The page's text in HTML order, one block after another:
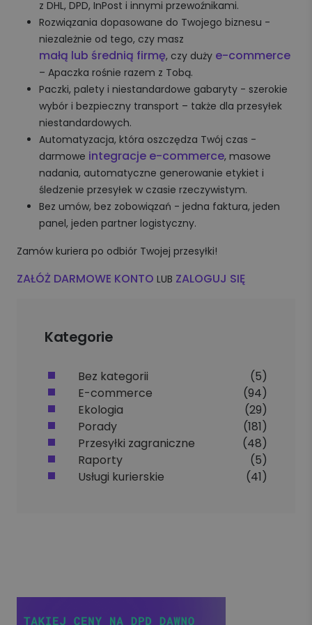
z DHL, DPD, InPost i innymi przewoźnikami.
Rozwiązania dopasowane do Twojego biznesu -
niezależnie od tego, czy masz
małą lub średnią firmę, czy duży e-commerce
– Apaczka rośnie razem z Tobą.
Paczki, palety i niestandardowe gabaryty - szerokie
wybór i bezpieczny transport – także dla przesyłek
niestandardowych.
Automatyzacja, która oszczędza Twój czas -
darmowe integracje e-commerce, masowe
nadania, automatyczne generowanie etykiet i
śledzenie przesyłek w czasie rzeczywistym.
Bez umów, bez zobowiązań - jedna faktura, jeden
panel, jeden partner logistyczny.
Zamów kuriera po odbiór Twojej przesyłki!
ZAŁÓŻ DARMOWE KONTO LUB ZALOGUJ SIĘ
Kategorie
Bez kategorii
(5)
E-commerce
(94)
Ekologia
(29)
Porady
(181)
Przesyłki zagraniczne
(48)
Raporty
(5)
Usługi kurierskie
(41)